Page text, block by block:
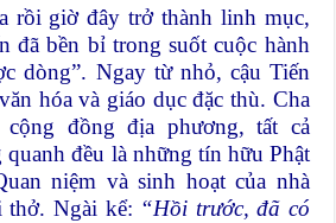
rồi giờ đây trở thành linh mục,
đã bền bỉ trong suốt cuộc hành
dòng”. Ngay từ nhỏ, cậu Tiến
hóa và giáo dục đặc thù. Cha
đồng địa phương, tất cả
đều là những tín hữu Phật
niệm và sinh hoạt của nhà
thở. Ngài kể: “Hồi trước, đã có